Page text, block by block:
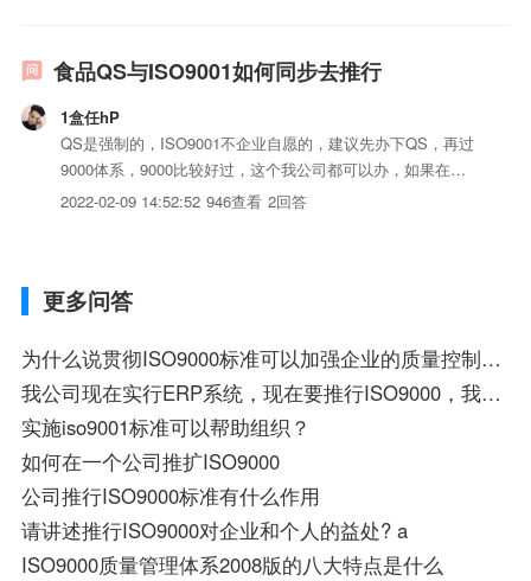
食品QS与ISO9001如何同步去推行
1盒任hP
QS是强制的，ISO9001不企业自愿的，建议先办下QS，再过
9000体系，9000比较好过，这个我公司都可以办，如果在北
京可以联系光老师
2022-02-09 14:52:52 946查看 2回答
更多问答
为什么说贯彻ISO9000标准可以加强企业的质量控制能力？
我公司现在实行ERP系统，现在要推行ISO9000，我需要如何做？
实施iso9001标准可以帮助组织？
如何在一个公司推扩ISO9000
公司推行ISO9000标准有什么作用
请讲述推行ISO9000对企业和个人的益处? a
ISO9000质量管理体系2008版的八大特点是什么